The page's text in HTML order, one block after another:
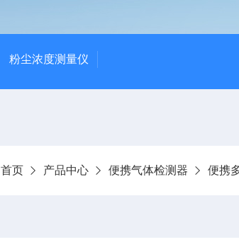
粉尘浓度测量仪
首页 产品中心 便携气体检测器 便携